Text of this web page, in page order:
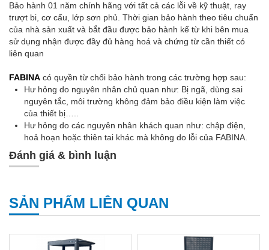
Bảo hành 01 năm chính hãng với tất cả các lỗi về kỹ thuật, ray
trượt bi, cơ cấu, lớp sơn phủ. Thời gian bảo hành theo tiêu chuẩn
của nhà sản xuất và bắt đầu được bảo hành kể từ khi bên mua
sử dụng nhận được đầy đủ hàng hoá và chứng từ cần thiết có
liên quan
FABINA có quyền từ chối bảo hành trong các trường hợp sau:
Hư hỏng do nguyên nhân chủ quan như: Bị ngã, dùng sai
nguyên tắc, môi trường không đảm bảo điều kiện làm việc
của thiết bị…..
Hư hỏng do các nguyên nhân khách quan như: chập điện,
hoả hoạn hoặc thiên tai khác mà không do lỗi của FABINA.
Đánh giá & bình luận
SẢN PHẨM LIÊN QUAN